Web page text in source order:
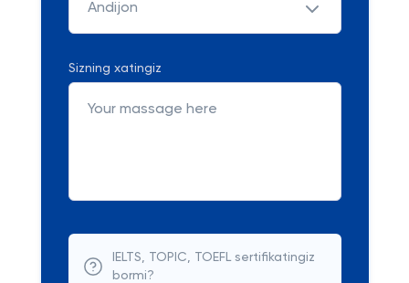
Andijon
Sizning xatingiz
IELTS, TOPIC, TOEFL sertifikatingiz
bormi?